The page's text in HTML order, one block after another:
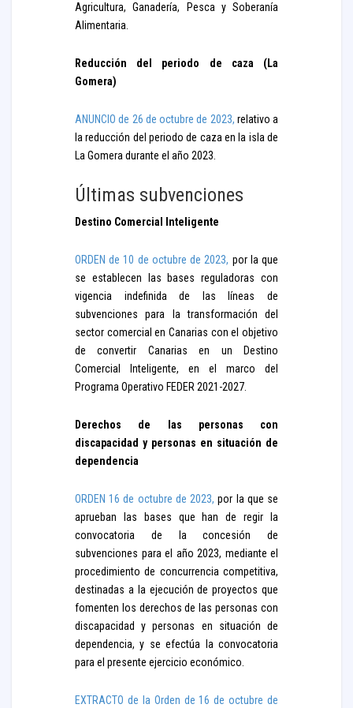
Agricultura, Ganadería, Pesca y Soberanía
Alimentaria.
Reducción del periodo de caza (La
Gomera)
ANUNCIO de 26 de octubre de 2023, relativo a
la reducción del periodo de caza en la isla de
La Gomera durante el año 2023.
Últimas subvenciones
Destino Comercial Inteligente
ORDEN de 10 de octubre de 2023, por la que
se establecen las bases reguladoras con
vigencia indefinida de las líneas de
subvenciones para la transformación del
sector comercial en Canarias con el objetivo
de convertir Canarias en un Destino
Comercial Inteligente, en el marco del
Programa Operativo FEDER 2021-2027.
Derechos de las personas con
discapacidad y personas en situación de
dependencia
ORDEN 16 de octubre de 2023, por la que se
aprueban las bases que han de regir la
convocatoria de la concesión de
subvenciones para el año 2023, mediante el
procedimiento de concurrencia competitiva,
destinadas a la ejecución de proyectos que
fomenten los derechos de las personas con
discapacidad y personas en situación de
dependencia, y se efectúa la convocatoria
para el presente ejercicio económico.
EXTRACTO de la Orden de 16 de octubre de